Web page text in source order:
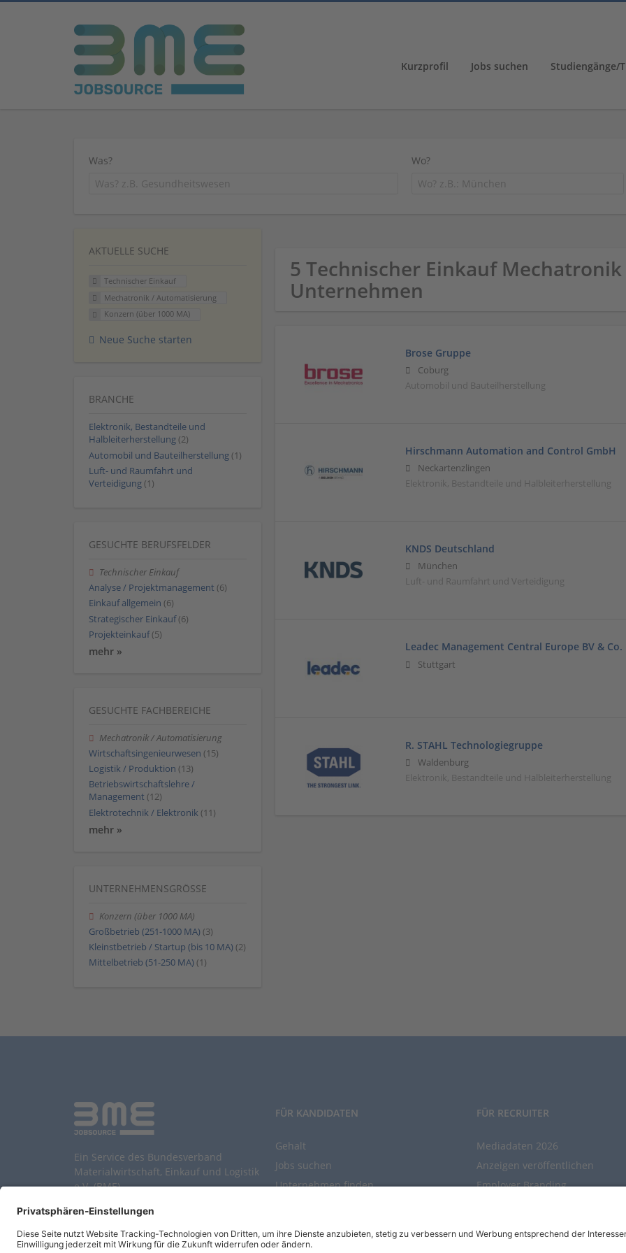
Kurzprofil Jobs suchen Studiengänge/
Was? Wo?
5 Technischer Einkauf
Unternehmen
Brose Gruppe
Coburg
Automobil und Bauteilherstellung
Hirschmann Automation and Control GmbH
Neckartenzlingen
Elektronik, Bestandteile und Halbleiterherstellung
KNDS Deutschland
München
Luft- und Raumfahrt und Verteidigung
Leadec Management Central Europe BV & Co.
Stuttgart
R. STAHL Technologiegruppe
Waldenburg
Elektronik, Bestandteile und Halbleiterherstellung
AKTUELLE SUCHE
Technischer Einkauf
Mechatronik / Automatisierung
Konzern (über 1000 MA)
Neue Suche starten
BRANCHE
Elektronik, Bestandteile und
Halbleiterherstellung (2)
Automobil und Bauteilherstellung (1)
Luft- und Raumfahrt und
Verteidigung (1)
GESUCHTE BERUFSFELDER
Technischer Einkauf
Analyse / Projektmanagement (6)
Einkauf allgemein (6)
Strategischer Einkauf (6)
Projekteinkauf (5)
mehr »
GESUCHTE FACHBEREICHE
Mechatronik / Automatisierung
Wirtschaftsingenieurwesen (15)
Logistik / Produktion (13)
Betriebswirtschaftslehre /
Management (12)
Elektrotechnik / Elektronik (11)
mehr »
UNTERNEHMENSGRÖSSE
Konzern (über 1000 MA)
Großbetrieb (251-1000 MA) (3)
Kleinstbetrieb / Startup (bis 10 MA) (2)
Mittelbetrieb (51-250 MA) (1)
Ein Service des Bundesverband
Materialwirtschaft, Einkauf und Logistik
e.V. (BME)
FÜR KANDIDATEN
Gehalt
Jobs suchen
Unternehmen finden
FÜR RECRUITER
Mediadaten 2026
Anzeigen veröffentlichen
Employer Branding